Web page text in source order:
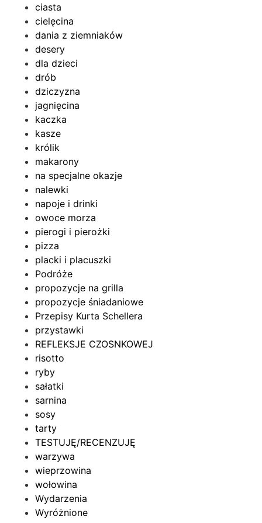
ciasta
cielęcina
dania z ziemniaków
desery
dla dzieci
drób
dziczyzna
jagnięcina
kaczka
kasze
królik
makarony
na specjalne okazje
nalewki
napoje i drinki
owoce morza
pierogi i pierożki
pizza
placki i placuszki
Podróże
propozycje na grilla
propozycje śniadaniowe
Przepisy Kurta Schellera
przystawki
REFLEKSJE CZOSNKOWEJ
risotto
ryby
sałatki
sarnina
sosy
tarty
TESTUJĘ/RECENZUJĘ
warzywa
wieprzowina
wołowina
Wydarzenia
Wyróżnione